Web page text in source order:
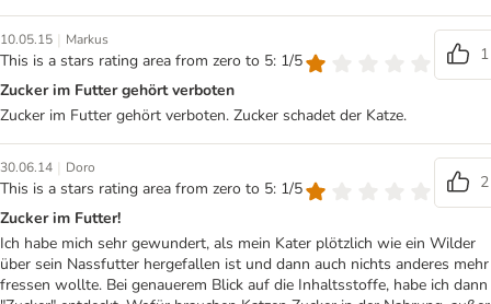
10.05.15 | Markus
This is a stars rating area from zero to 5: 1/5
1
Zucker im Futter gehört verboten
Zucker im Futter gehört verboten. Zucker schadet der Katze.
30.06.14 | Doro
This is a stars rating area from zero to 5: 1/5
2
Zucker im Futter!
Ich habe mich sehr gewundert, als mein Kater plötzlich wie ein Wilder
über sein Nassfutter hergefallen ist und dann auch nichts anderes mehr
fressen wollte. Bei genauerem Blick auf die Inhaltsstoffe, habe ich dann